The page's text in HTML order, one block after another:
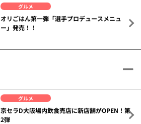
グルメ
オリごはん第一弾「選手プロデュースメニュ
ー」発売！！
グルメ
京セラD大阪場内飲食売店に新店舗がOPEN！第
2弾